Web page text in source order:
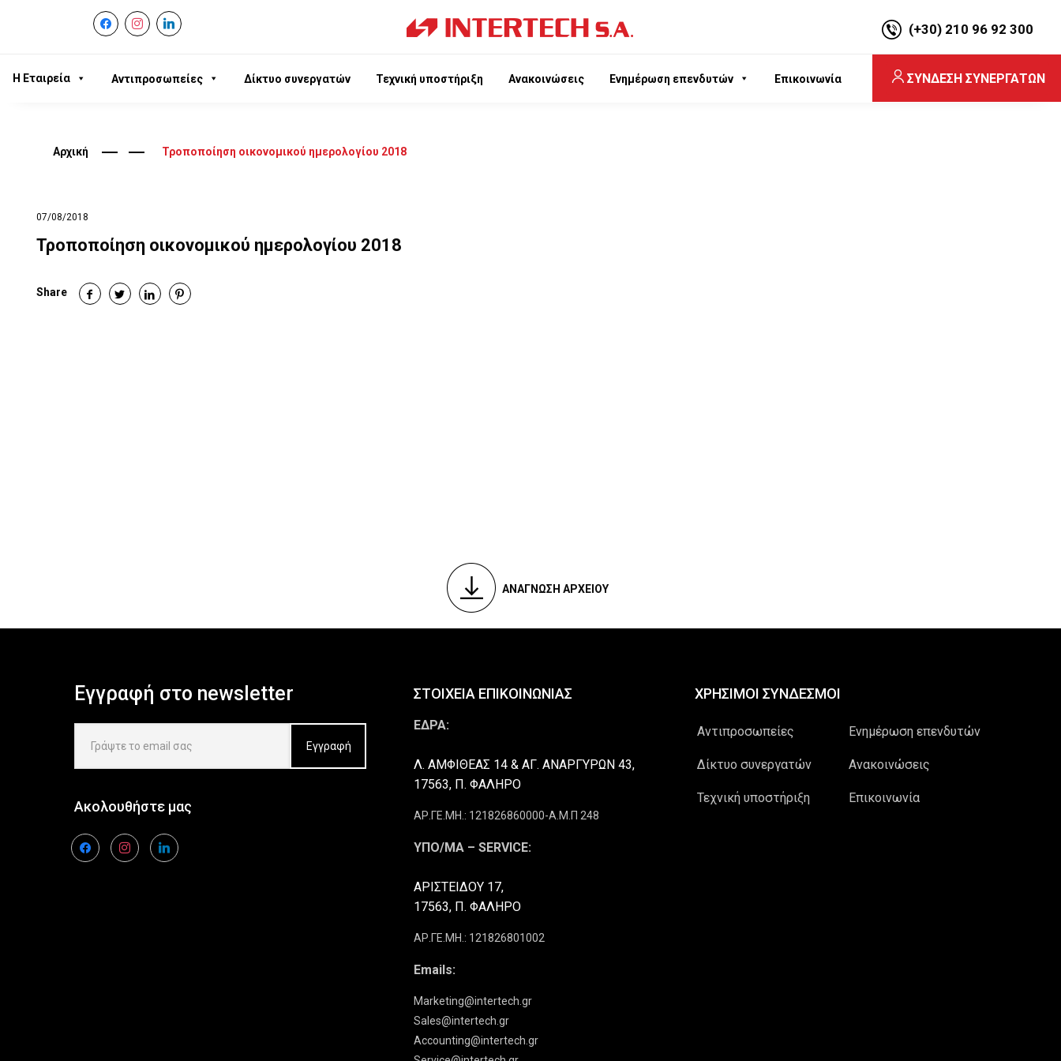
facebookinstagram
linkedin
(+30) 210 96 92 300
Η Εταιρεία Αντιπροσωπείες Δίκτυο συνεργατών Τεχνική υποστήριξη Ανακοινώσεις Ενημέρωση επενδυτών Επικοινωνία ΣΥΝΔΕΣΗ ΣΥΝΕΡΓΑΤΩΝ
Αρχική Τροποποίηση οικονομικού ημερολογίου 2018
07/08/2018
Τροποποίηση οικονομικού ημερολογίου 2018
Share
ΑΝΑΓΝΩΣΗ ΑΡΧΕΙΟΥ
Εγγραφή στο newsletter
Ακολουθήστε μας
facebookinstagramlinkedin
ΣΤΟΙΧΕΙΑ ΕΠΙΚΟΙΝΩΝΙΑΣ
ΕΔΡΑ:
Λ. ΑΜΦΙΘΕΑΣ 14 & ΑΓ. ΑΝΑΡΓΥΡΩΝ 43,
17563, Π. ΦΑΛΗΡΟ
ΑΡ.ΓΕ.ΜΗ.: 121826860000-Α.Μ.Π 248
ΥΠΟ/ΜΑ – SERVICE:
ΑΡΙΣΤΕΙΔΟΥ 17,
17563, Π. ΦΑΛΗΡΟ
ΑΡ.ΓΕ.ΜΗ.: 121826801002
Emails:
Marketing@intertech.gr
Sales@intertech.gr
Accounting@intertech.gr
ΧΡΗΣΙΜΟΙ ΣΥΝΔΕΣΜΟΙ
Αντιπροσωπείες
Δίκτυο συνεργατών
Τεχνική υποστήριξη
Ενημέρωση επενδυτών
Ανακοινώσεις
Επικοινωνία